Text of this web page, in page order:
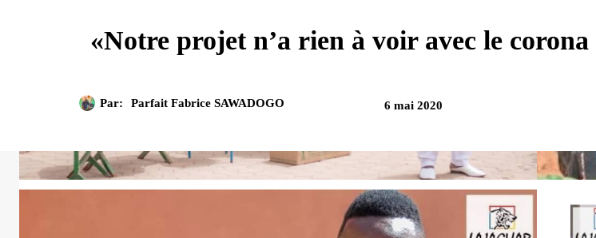
«Notre projet n’a rien à voir avec le
Par: Parfait Fabrice SAWADOGO 6 mai 2020